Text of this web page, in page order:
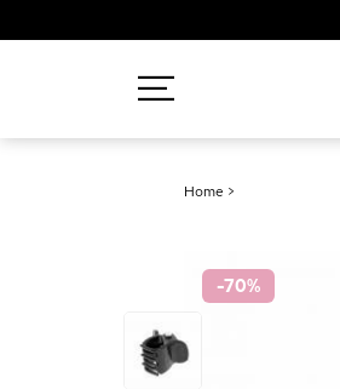
Home >
-70%
Palette
Brumes